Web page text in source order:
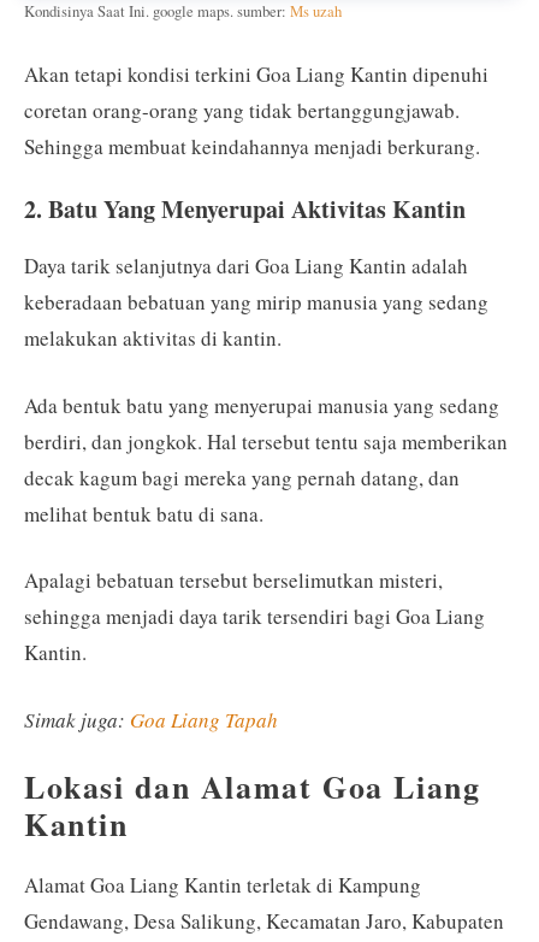
Kondisinya Saat Ini. google maps. sumber: Ms uzah
Akan tetapi kondisi terkini Goa Liang Kantin dipenuhi
coretan orang-orang yang tidak bertanggungjawab.
Sehingga membuat keindahannya menjadi berkurang.
2. Batu Yang Menyerupai Aktivitas Kantin
Daya tarik selanjutnya dari Goa Liang Kantin adalah
keberadaan bebatuan yang mirip manusia yang sedang
melakukan aktivitas di kantin.
Ada bentuk batu yang menyerupai manusia yang sedang
berdiri, dan jongkok. Hal tersebut tentu saja memberikan
decak kagum bagi mereka yang pernah datang, dan
melihat bentuk batu di sana.
Apalagi bebatuan tersebut berselimutkan misteri,
sehingga menjadi daya tarik tersendiri bagi Goa Liang
Kantin.
Simak juga: Goa Liang Tapah
Lokasi dan Alamat Goa Liang
Kantin
Alamat Goa Liang Kantin terletak di Kampung
Gendawang, Desa Salikung, Kecamatan Jaro, Kabupaten